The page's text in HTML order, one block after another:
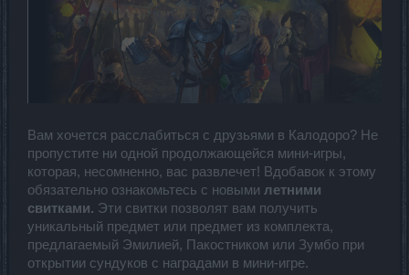
Вам хочется расслабиться с друзьями в Калодоро? Не
пропустите ни одной продолжающейся мини-игры,
которая, несомненно, вас развлечет! Вдобавок к этому
обязательно ознакомьтесь с новыми летними
свитками. Эти свитки позволят вам получить
уникальный предмет или предмет из комплекта,
предлагаемый Эмилией, Пакостником или Зумбо при
открытии сундуков с наградами в мини-игре.